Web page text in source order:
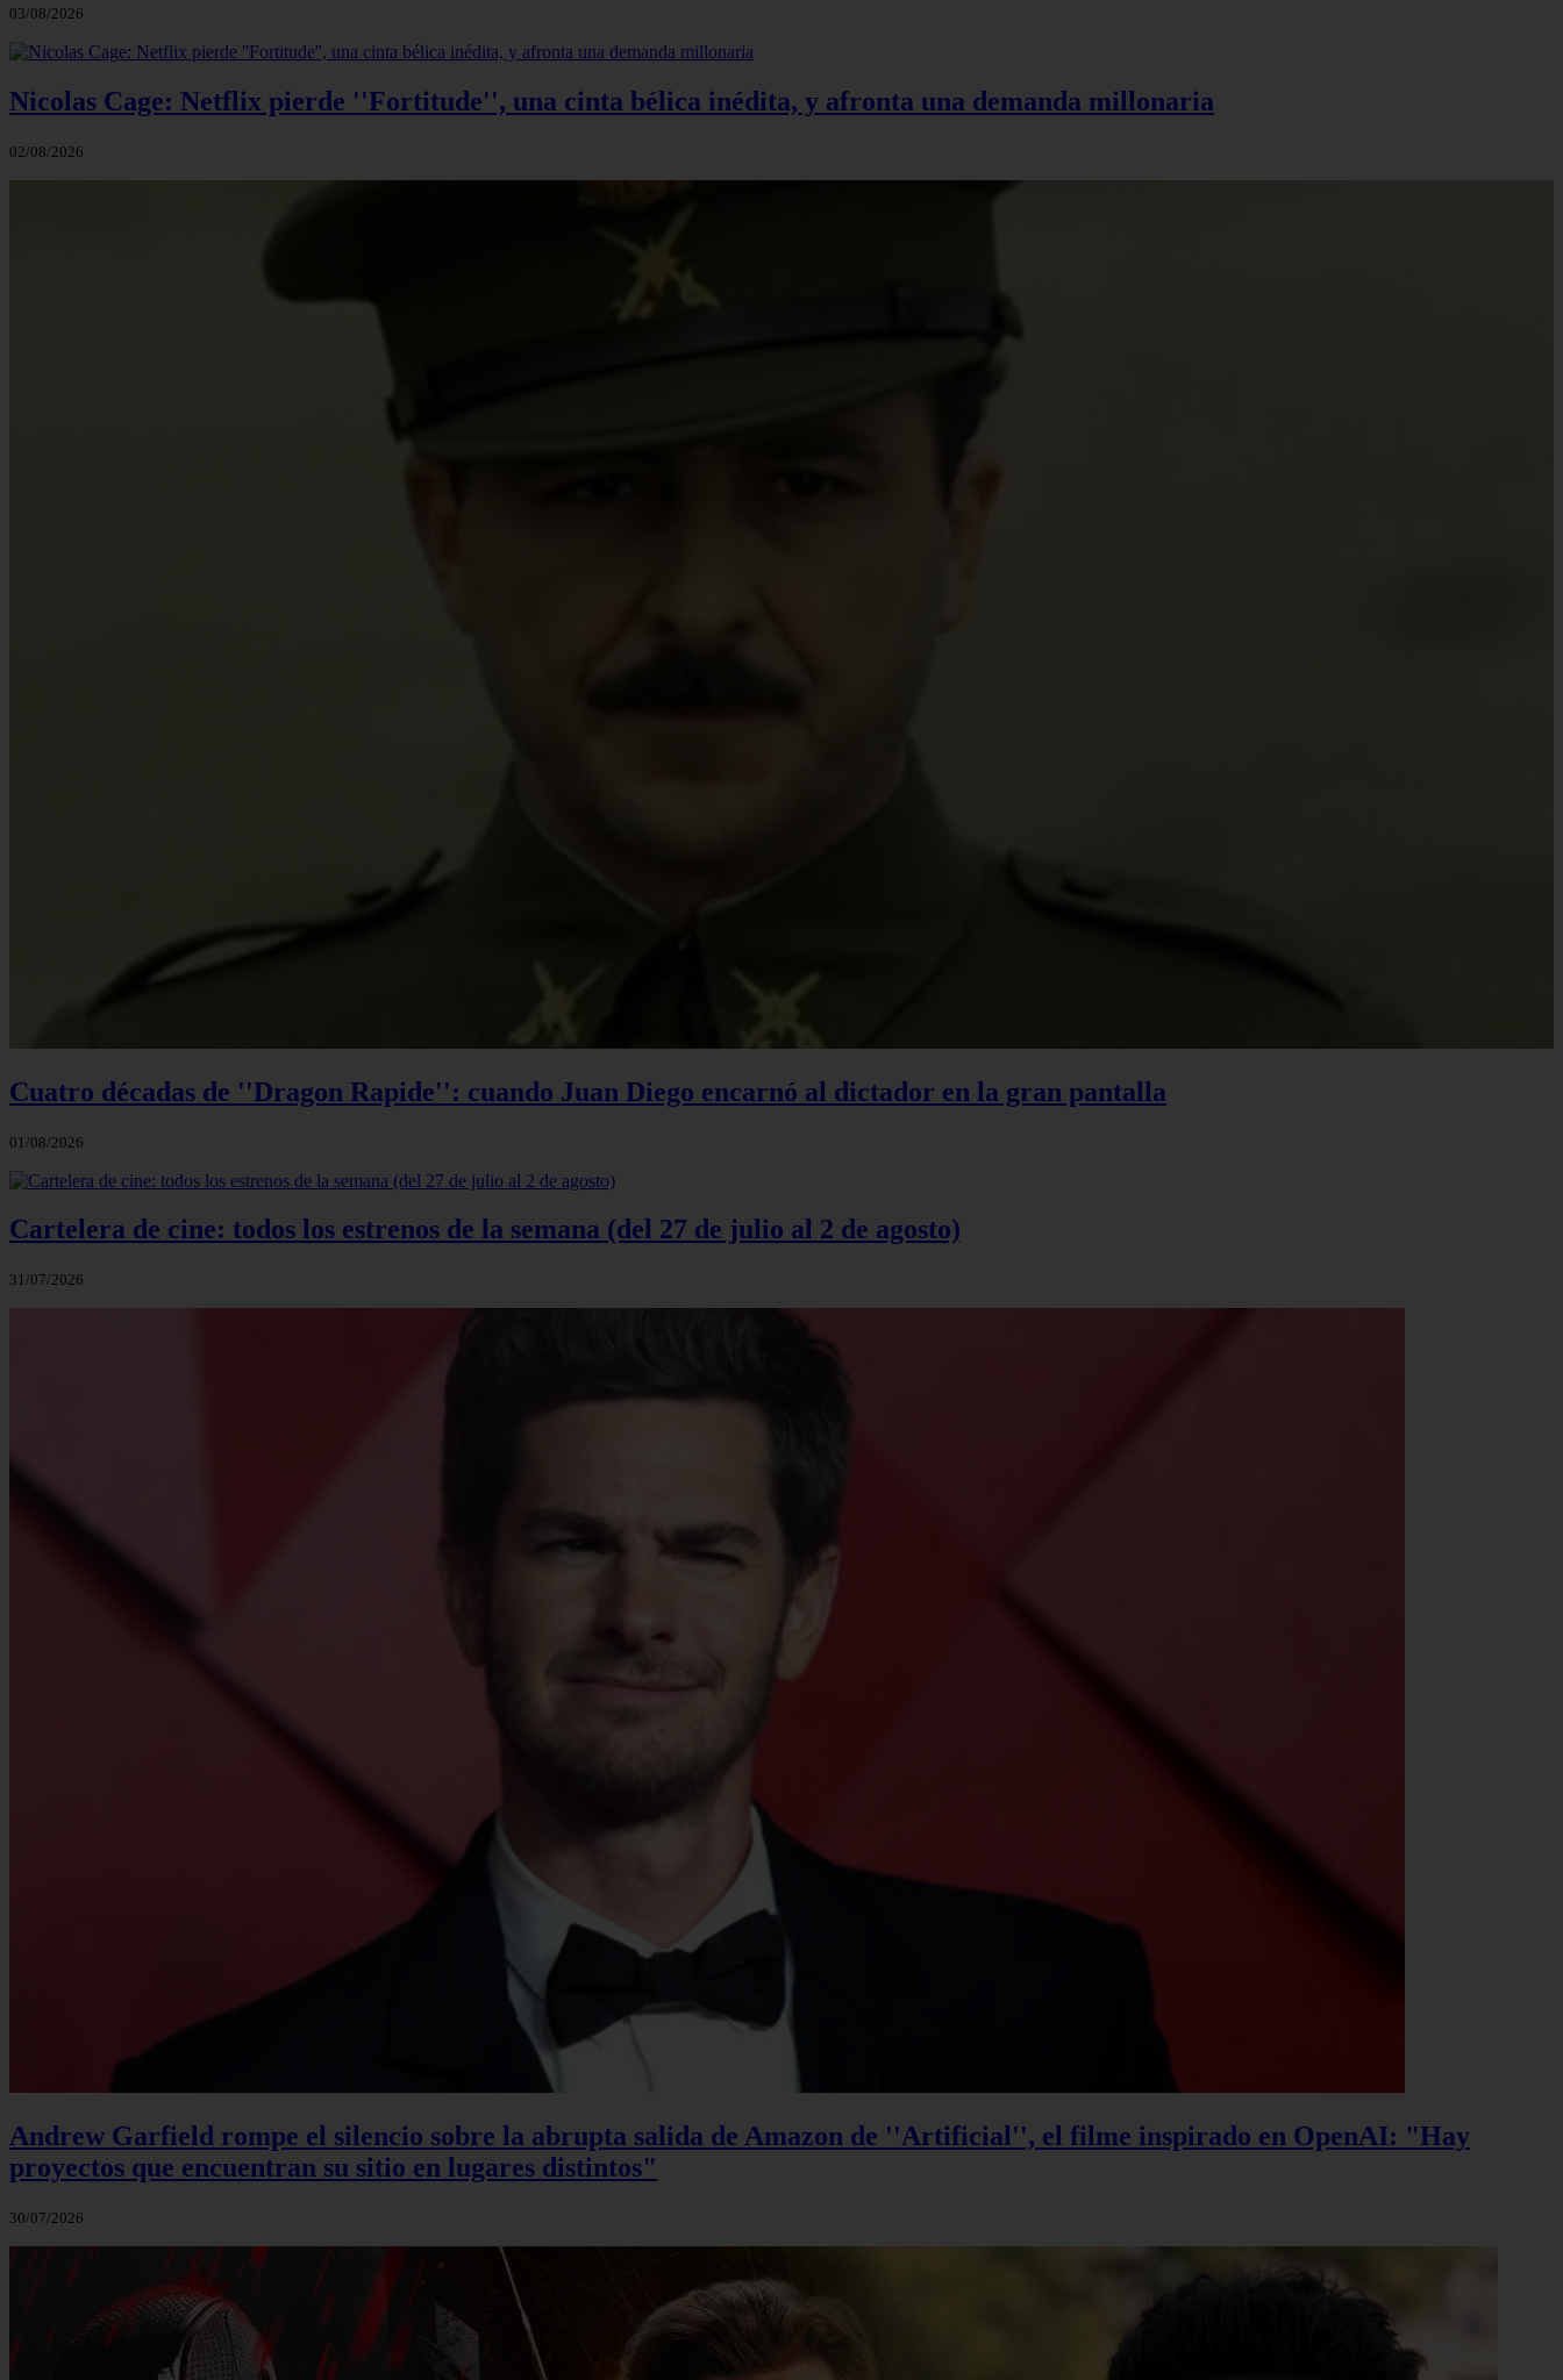
03/08/2026
Nicolas Cage: Netflix pierde ''Fortitude'', una cinta bélica inédita, y afronta una demanda millonaria
02/08/2026
Cuatro décadas de ''Dragon Rapide'': cuando Juan Diego encarnó al dictador en la gran pantalla
01/08/2026
Cartelera de cine: todos los estrenos de la semana (del 27 de julio al 2 de agosto)
31/07/2026
Andrew Garfield rompe el silencio sobre la abrupta salida de Amazon de ''Artificial'', el filme inspirado en OpenAI: "Hay
proyectos que encuentran su sitio en lugares distintos"
30/07/2026